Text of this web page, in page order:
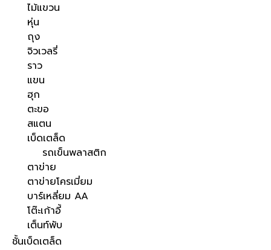
ไม้แขวน
หุ่น
ถุง
จิวเวลรี่
ราว
แขน
ฮุก
ตะขอ
สแตน
เบ็ดเตล็ด
รถเข็นพลาสติก
ตาข่าย
ตาข่ายโครเมี่ยม
บาร์เหลี่ยม AA
โต๊ะเก้าอี้
เต็นท์พับ
ชั้นเบ็ดเตล็ด